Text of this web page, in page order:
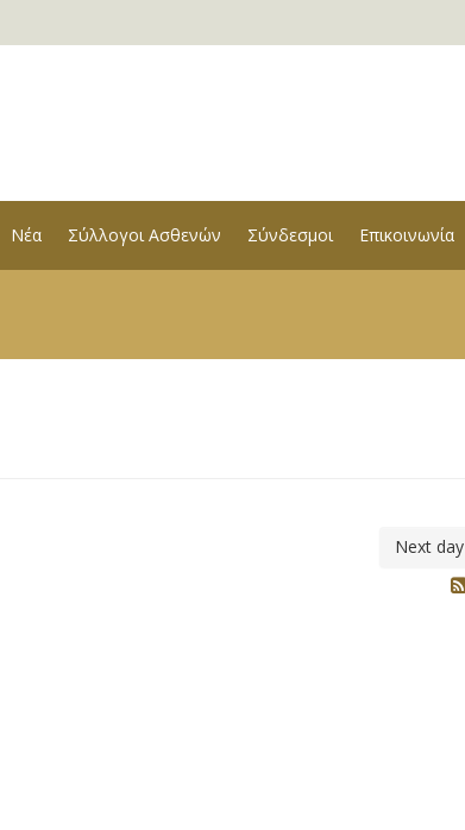
Νέα Σύλλογοι Ασθενών Σύνδεσμοι Επικοινωνία
Next day